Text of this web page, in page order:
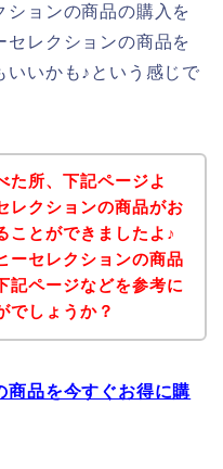
ションの商品の購入を
セレクションの商品を
いいかも♪という感じで
た所、下記ページよ
レクションの商品がお
ことができましたよ♪
ーセレクションの商品
記ページなどを参考に
でしょうか？
商品を今すぐお得に購